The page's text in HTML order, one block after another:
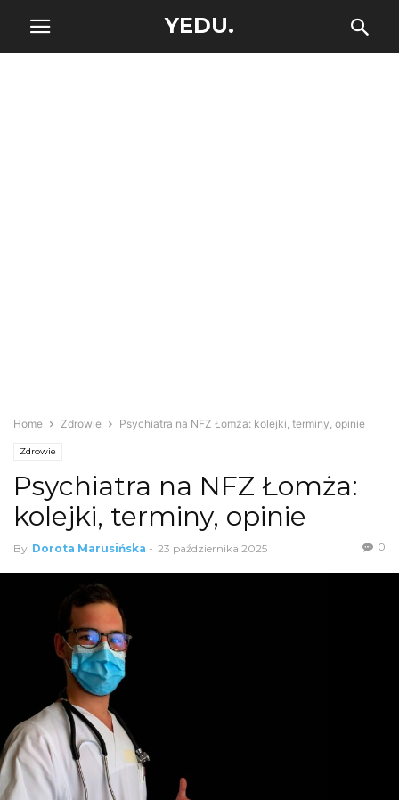
YEDU.
Home Zdrowie Psychiatra na NFZ Łomża: kolejki, terminy, opinie
Zdrowie
Psychiatra na NFZ Łomża:
kolejki, terminy, opinie
By Dorota Marusińska - 23 października 2025 0